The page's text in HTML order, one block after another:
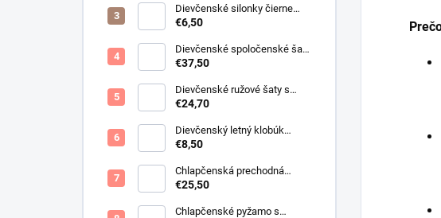
Dievčenské silonky čierne
Lurex
€6,50
Dievčenské spoločenské šaty
s bolerkom jemno ružové
€37,50
Dievčenské ružové šaty s
motýlikmi
€24,70
Dievčenský letný klobúk
krémový s perličkami
€8,50
Chlapčenská prechodná
obojstranná bunda khaki
€25,50
Chlapčenské pyžamo s